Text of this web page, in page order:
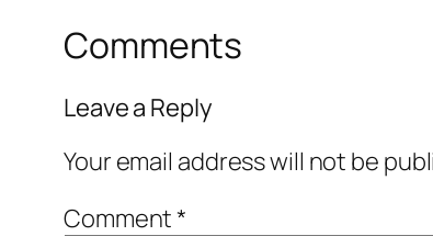
Comments
Leave a Reply
Your email address will not be
Comment*